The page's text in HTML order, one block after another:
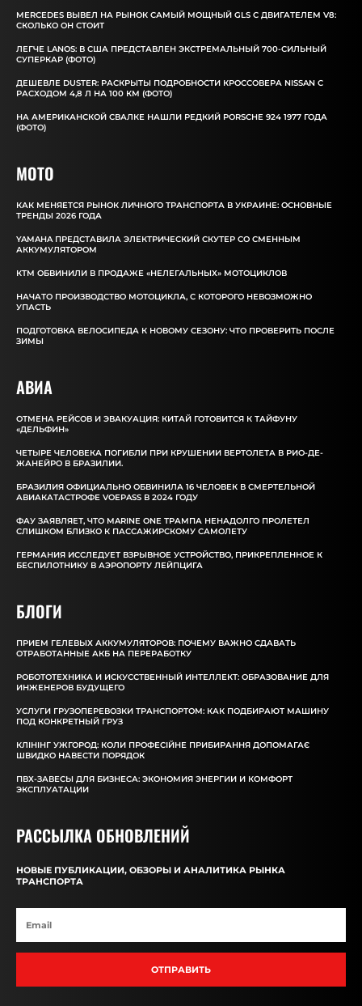
MERCEDES ВЫВЕЛ НА РЫНОК САМЫЙ МОЩНЫЙ GLS С ДВИГАТЕЛЕМ V8:
СКОЛЬКО ОН СТОИТ
ЛЕГЧЕ LANOS: В США ПРЕДСТАВЛЕН ЭКСТРЕМАЛЬНЫЙ 700-СИЛЬНЫЙ
СУПЕРКАР (ФОТО)
ДЕШЕВЛЕ DUSTER: РАСКРЫТЫ ПОДРОБНОСТИ КРОССОВЕРА NISSAN С
РАСХОДОМ 4,8 Л НА 100 КМ (ФОТО)
НА АМЕРИКАНСКОЙ СВАЛКЕ НАШЛИ РЕДКИЙ PORSCHE 924 1977 ГОДА
(ФОТО)
MOTO
КАК МЕНЯЕТСЯ РЫНОК ЛИЧНОГО ТРАНСПОРТА В УКРАИНЕ: ОСНОВНЫЕ
ТРЕНДЫ 2026 ГОДА
YAMAHA ПРЕДСТАВИЛА ЭЛЕКТРИЧЕСКИЙ СКУТЕР СО СМЕННЫМ
АККУМУЛЯТОРОМ
КТМ ОБВИНИЛИ В ПРОДАЖЕ «НЕЛЕГАЛЬНЫХ» МОТОЦИКЛОВ
НАЧАТО ПРОИЗВОДСТВО МОТОЦИКЛА, С КОТОРОГО НЕВОЗМОЖНО
УПАСТЬ
ПОДГОТОВКА ВЕЛОСИПЕДА К НОВОМУ СЕЗОНУ: ЧТО ПРОВЕРИТЬ ПОСЛЕ
ЗИМЫ
АВИА
ОТМЕНА РЕЙСОВ И ЭВАКУАЦИЯ: КИТАЙ ГОТОВИТСЯ К ТАЙФУНУ
«ДЕЛЬФИН»
ЧЕТЫРЕ ЧЕЛОВЕКА ПОГИБЛИ ПРИ КРУШЕНИИ ВЕРТОЛЕТА В РИО-ДЕ-
ЖАНЕЙРО В БРАЗИЛИИ.
БРАЗИЛИЯ ОФИЦИАЛЬНО ОБВИНИЛА 16 ЧЕЛОВЕК В СМЕРТЕЛЬНОЙ
АВИАКАТАСТРОФЕ VOEPASS В 2024 ГОДУ
ФАУ ЗАЯВЛЯЕТ, ЧТО MARINE ONE ТРАМПА НЕНАДОЛГО ПРОЛЕТЕЛ
СЛИШКОМ БЛИЗКО К ПАССАЖИРСКОМУ САМОЛЕТУ
ГЕРМАНИЯ ИССЛЕДУЕТ ВЗРЫВНОЕ УСТРОЙСТВО, ПРИКРЕПЛЕННОЕ К
БЕСПИЛОТНИКУ В АЭРОПОРТУ ЛЕЙПЦИГА
БЛОГИ
ПРИЕМ ГЕЛЕВЫХ АККУМУЛЯТОРОВ: ПОЧЕМУ ВАЖНО СДАВАТЬ
ОТРАБОТАННЫЕ АКБ НА ПЕРЕРАБОТКУ
РОБОТОТЕХНИКА И ИСКУССТВЕННЫЙ ИНТЕЛЛЕКТ: ОБРАЗОВАНИЕ ДЛЯ
ИНЖЕНЕРОВ БУДУЩЕГО
УСЛУГИ ГРУЗОПЕРЕВОЗКИ ТРАНСПОРТОМ: КАК ПОДБИРАЮТ МАШИНУ
ПОД КОНКРЕТНЫЙ ГРУЗ
КЛІНІНГ УЖГОРОД: КОЛИ ПРОФЕСІЙНЕ ПРИБИРАННЯ ДОПОМАГАЄ
ШВИДКО НАВЕСТИ ПОРЯДОК
ПВХ-ЗАВЕСЫ ДЛЯ БИЗНЕСА: ЭКОНОМИЯ ЭНЕРГИИ И КОМФОРТ
ЭКСПЛУАТАЦИИ
РАССЫЛКА ОБНОВЛЕНИЙ
НОВЫЕ ПУБЛИКАЦИИ, ОБЗОРЫ И АНАЛИТИКА РЫНКА
ТРАНСПОРТА
ОТПРАВИТЬ